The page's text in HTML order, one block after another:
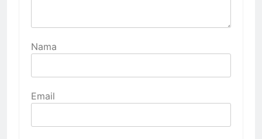
Nama
Email